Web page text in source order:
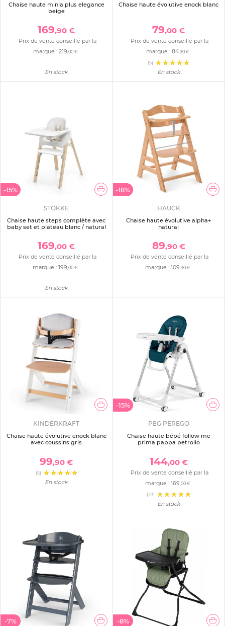
Chaise haute minla plus elegance
beige
169,90 €
Prix de vente conseillé par la
marque : 219,00 €
En stock
Chaise haute évolutive enock blanc
79,00 €
Prix de vente conseillé par la
marque : 84,90 €
(5)
En stock
-15%
STOKKE
Chaise haute steps complète avec
baby set et plateau blanc / natural
169,00 €
Prix de vente conseillé par la
marque :199,00 €
En stock
-18%
HAUCK
Chaise haute évolutive alpha+
natural
89,90 €
Prix de vente conseillé par la
marque : 109 ,90 €
KINDERKRAFT
Chaise haute évolutive enock blanc
avec coussins gris
99,90 €
(5)
En stock
-15%
PEG PEREGO
Chaise haute bébé follow me
prima pappa petrolio
144,00 €
Prix de vente conseillé par la
marque : 169 ,00 €
(23)
En stock
-7% -8%